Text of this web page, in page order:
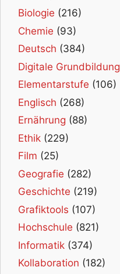
Biologie (216)
Chemie (93)
Deutsch (384)
Digitale Grundbildung
Elementarstufe (106)
Englisch (268)
Ernährung (88)
Ethik (229)
Film (25)
Geografie (282)
Geschichte (219)
Grafiktools (107)
Hochschule (821)
Informatik (374)
Kollaboration (182)